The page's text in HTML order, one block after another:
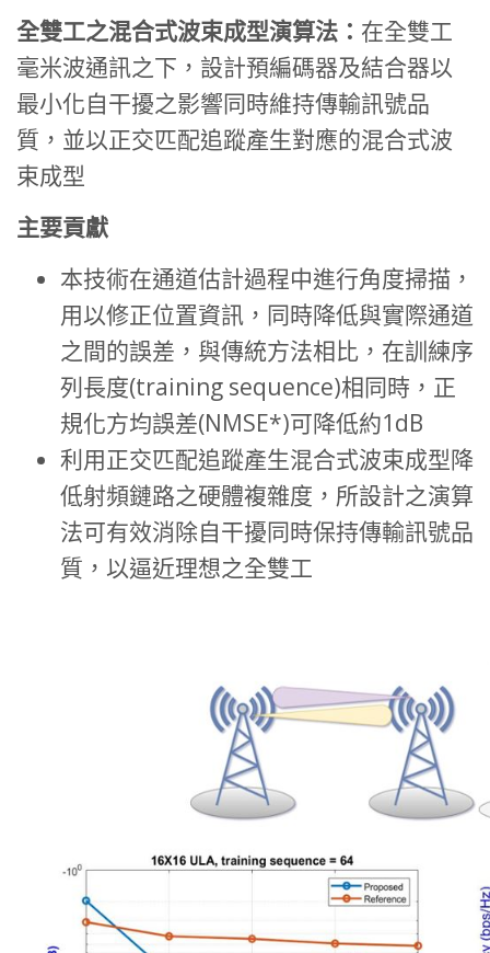
全雙工之混合式波束成型演算法： 在全雙工
毫米波通訊之下，設計預編碼器及結合器以
最小化自干擾之影響同時維持傳輸訊號品
質，並以正交匹配追蹤產生對應的混合式波
束成型
主要貢獻
本技術在通道估計過程中進行角度掃描，
用以修正位置資訊，同時降低與實際通道
之間的誤差，與傳統方法相比，在訓練序
列長度(training sequence)相同時，正
規化方均誤差(NMSE*)可降低約1dB
利用正交匹配追蹤產生混合式波束成型降
低射頻鏈路之硬體複雜度，所設計之演算
法可有效消除自干擾同時保持傳輸訊號品
質，以逼近理想之全雙工